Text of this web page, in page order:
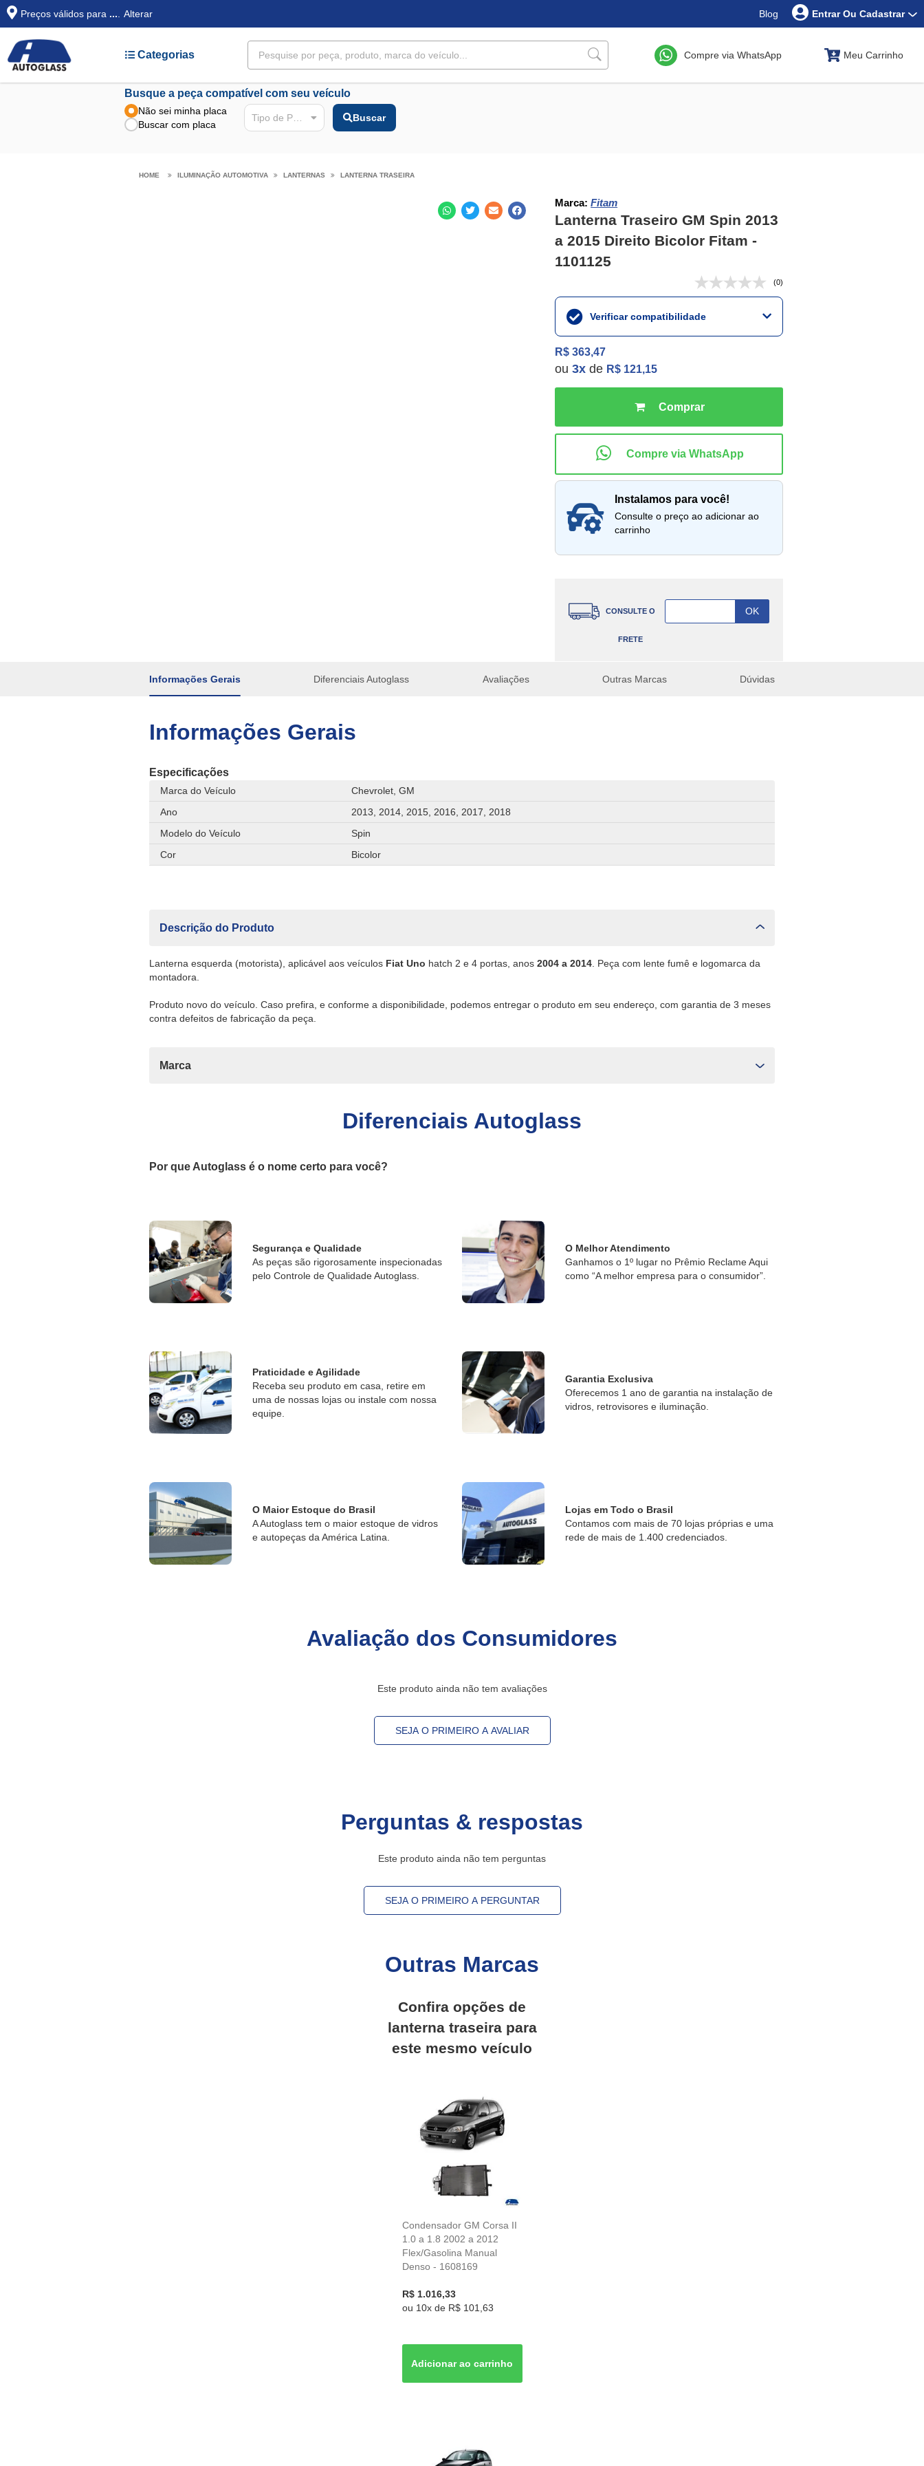
Preços válidos para ... Alterar Blog Entrar Ou Cadastrar
Categorias Compre via WhatsApp Meu Carrinho
Busque a peça compatível com seu veículo
Não sei minha placa
Buscar com placa
Tipo de Peça Buscar
ILUMINAÇÃO AUTOMOTIVA LANTERNAS LANTERNA TRASEIRA
Marca: Fitam
Lanterna Traseiro GM Spin 2013
a 2015 Direito Bicolor Fitam -
1101125
(0)
Verificar compatibilidade
R$ 363,47
ou3x de R$ 121,15
instalamos para você!
Consulte o preço ao adicionar ao
carrinho
CONSULTE O
FRETE
Informações Gerais Diferenciais Autoglass Avaliações Outras Marcas Dúvidas
Informações Gerais
Especificações
Marca do Veículo
Chevrolet, GM
Ano
2013, 2014, 2015, 2016, 2017, 2018
Modelo do Veículo
Spin
Cor
Bicolor
Descrição do Produto
Lanterna esquerda (motorista), aplicável aos veículos Fiat Uno hatch 2 e 4 portas, anos 2004 a 2014 . Peça com lente fumê e logomarca da
montadora.
Produto novo do veículo. Caso prefira, e conforme a disponibilidade, podemos entregar o produto em seu endereço, com garantia de 3 meses
contra defeitos de fabricação da peça.
Marca
Diferenciais Autoglass
Por que Autoglass é o nome certo para você?
Segurança e Qualidade
As peças são rigorosamente inspecionadas
pelo Controle de Qualidade Autoglass.
O Melhor Atendimento
Ganhamos o 1º lugar no Prêmio Reclame Aqui
como “A melhor empresa para o consumidor”.
Praticidade e Agilidade
Receba seu produto em casa, retire em
uma de nossas lojas ou instale com nossa
equipe.
Garantia Exclusiva
Oferecemos 1 ano de garantia na instalação de
vidros, retrovisores e iluminação.
O Maior Estoque do Brasil
A Autoglass tem o maior estoque de vidros
e autopeças da América Latina.
Lojas em Todo o Brasil
Contamos com mais de 70 lojas próprias e uma
rede de mais de 1.400 credenciados.
Avaliação dos Consumidores
Este produto ainda não tem avaliações
SEJA O PRIMEIRO A AVALIAR
Perguntas & respostas
Este produto ainda não tem perguntas
SEJA O PRIMEIRO A PERGUNTAR
Outras Marcas
Confira opções de
lanterna traseira para
este mesmo veículo
Condensador GM Corsa II
1.0 a 1.8 2002 a 2012
Flex/Gasolina Manual
Denso - 1608169
R$ 1.016,33
ou 10xde R$ 101,63